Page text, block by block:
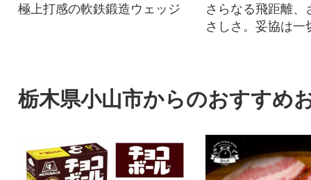
極上打感の軟鉄鍛造ウェッジ
さらなる飛距離、
さしさ。妥協は一
栃木県小山市からのおすすめ